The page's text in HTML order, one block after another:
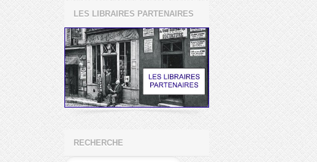
LES LIBRAIRES PARTENAIRES
RECHERCHE